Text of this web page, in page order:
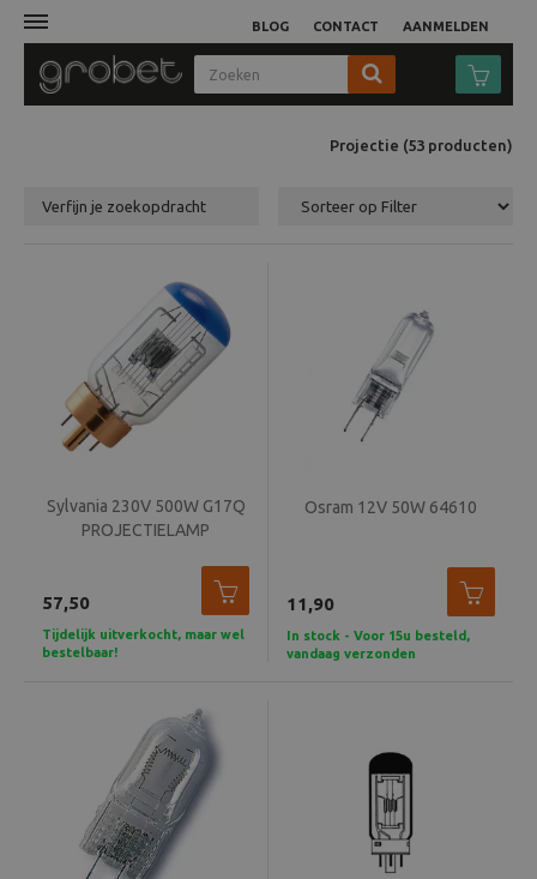
AANMELDEN
BLOG CONTACT
Fotocamera
Tassen
Statieven
Studio
Beeld en bewerking
Verrekijker
Projectie (53 producten)
Verfijn je zoekopdracht
Sylvania 230V 500W G17Q
PROJECTIELAMP
57,50
Tijdelijk uitverkocht, maar wel
bestelbaar!
Osram 12V 50W 64610
11,90
In stock - Voor 15u besteld,
vandaag verzonden